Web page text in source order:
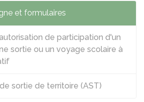
et formulaires
de participation d'un
sortie ou un voyage scolaire à
sortie de territoire (AST)